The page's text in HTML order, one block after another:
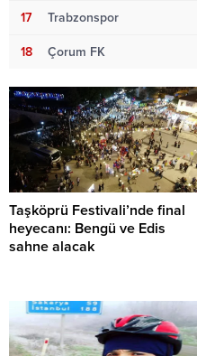
17 Trabzonspor
18 Çorum FK
Taşköprü Festivali’nde final
heyecanı: Bengü ve Edis
sahne alacak